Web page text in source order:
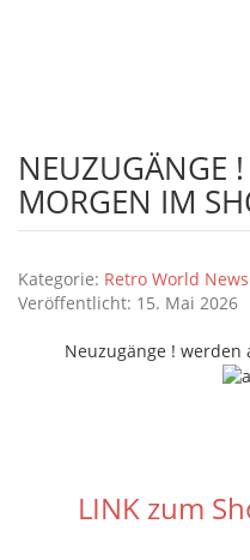
NEUZUGÄNGE
MORGEN IM
Details
Kategorie: Retro World News
Veröffentlicht: 15. Mai 2026
Neuzugänge ! werden
LINK zum